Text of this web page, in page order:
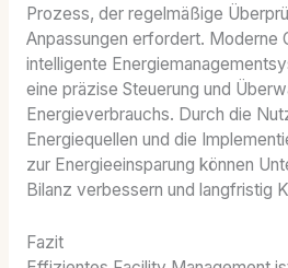
Prozess, der regelmäßige
Anpassungen erfordert. Moderne
intelligente
eine präzise Steuerung und
Energieverbrauchs. Durch die
Energiequellen und die
zur Energieeinsparung können
Bilanz verbessern und langfristig
Fazit